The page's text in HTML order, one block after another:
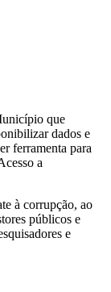
que
dados e
ferramenta para
a
à corrupção, ao
públicos e
e